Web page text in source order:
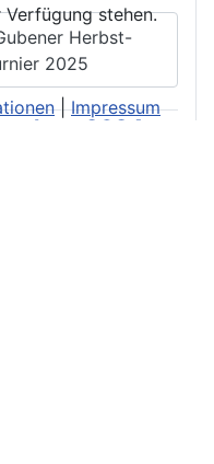
Herbst-
2025
2024
stehen.
|Impressum